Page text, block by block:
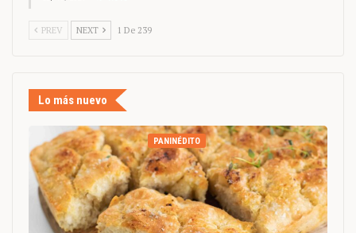
PREV NEXT 1 De 239
Lo más nuevo
PANINÉDITO